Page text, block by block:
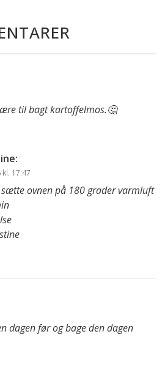
til bagt kartoffelmos.🤔
:
17:47
sætte ovnen på 180 grader varmluft
dagen før og bage den dagen